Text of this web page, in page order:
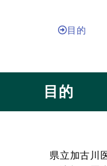
目的
目的
県立加古川